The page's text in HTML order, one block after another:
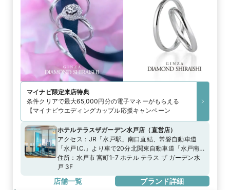
マイナビ限定来店特典
条件クリアで最大65,000円分の電子マネーがもらえる
【マイナビウエディングカップル応援キャンペーン
ホテルテラスザガーデン水戸店 （直営店）
アクセス： JR「水戸駅」南口直結、常磐自動車道
「水戸I.C.」より車で20分北関東自動車道「水戸南
I.C.」より車で15分■駐車場：ホテルテラスザガーデ
ン水戸 1・２階駐車場※当店ご滞在時間（上限2時
間）の無料駐車券発行※婚約指輪・結婚指輪を購入
（検討）時が対象となります
住所： 水戸市 宮町1-7 ホテル テラス ザ ガーデン水
戸 3F
店舗一覧 ブランド詳細